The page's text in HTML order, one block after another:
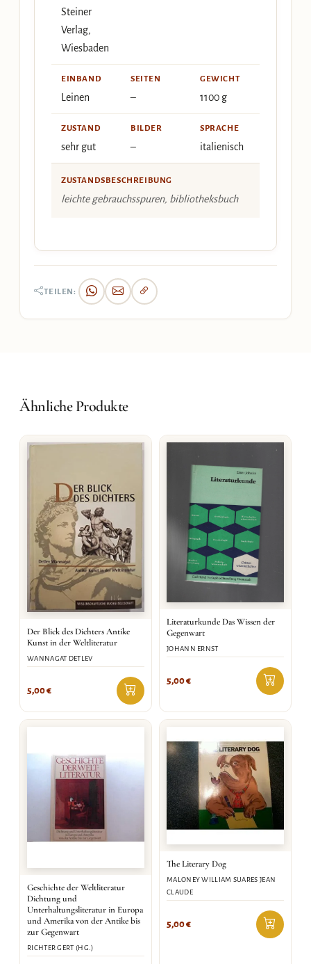
Steiner
Verlag,
Wiesbaden
EINBAND
Leinen
SEITEN
–
GEWICHT
1100 g
ZUSTAND
sehr gut
BILDER
–
SPRACHE
italienisch
ZUSTANDSBESCHREIBUNG
leichte gebrauchsspuren, bibliotheksbuch
TEILEN:
Ähnliche Produkte
Der Blick des Dichters Antike
Kunst in der Weltliteratur
WANNAGAT DETLEV
5,00€
Literaturkunde Das Wissen der
Gegenwart
JOHANN ERNST
5,00€
Geschichte der Weltliteratur
Dichtung und
Unterhaltungsliteratur in Europa
und Amerika von der Antike bis
zur Gegenwart
RICHTER GERT (HG.)
The Literary Dog
MALONEY WILLIAM SUARES JEAN
CLAUDE
5,00€